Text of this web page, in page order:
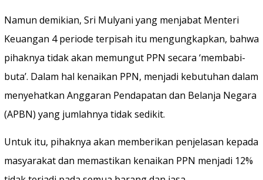
Namun demikian, Sri Mulyani yang menjabat Menteri
Keuangan 4 periode terpisah itu mengungkapkan, bahwa
pihaknya tidak akan memungut PPN secara ‘membabi-
buta’. Dalam hal kenaikan PPN, menjadi kebutuhan dalam
menyehatkan Anggaran Pendapatan dan Belanja Negara
(APBN) yang jumlahnya tidak sedikit.
Untuk itu, pihaknya akan memberikan penjelasan kepada
masyarakat dan memastikan kenaikan PPN menjadi 12%